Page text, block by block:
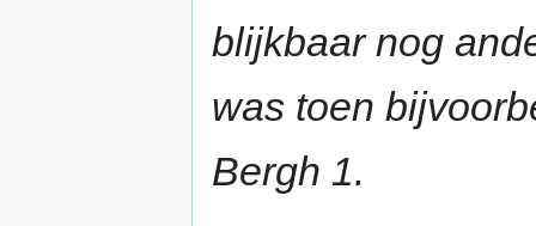
blijkbaar nog
was toen
Bergh 1.